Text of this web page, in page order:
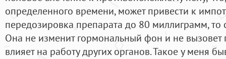
определенного времени, может привести к
передозировка препарата до 80 миллиграмм, то
Она не изменит гормональный фон и не вызовет
влияет на работу других органов. Такое у меня